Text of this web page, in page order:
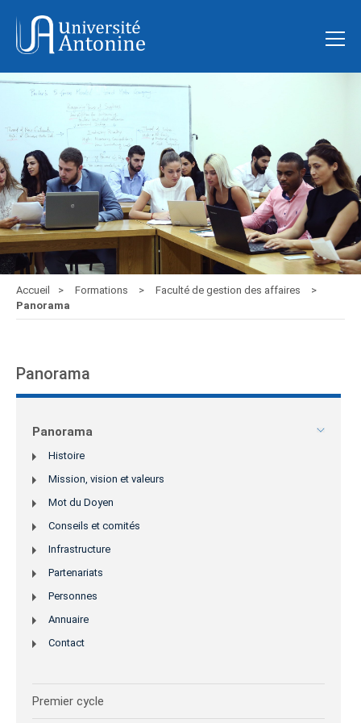
Accueil Formations
Faculté de gestion des affaires
Panorama
Panorama
Panorama
Histoire
Mission, vision et valeurs
Mot du Doyen
Conseils et comités
Infrastructure
Partenariats
Personnes
Annuaire
Contact
Premier cycle